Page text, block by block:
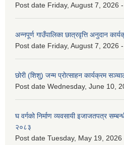
Post date Friday, August 7, 2026
अन्नपूर्ण गाउँपालिका छात्रवृत्ति अनुदान
Post date Friday, August 7, 2026
छोरी (शिशु) जन्म प्रोत्साहन कार्यक्रम
Post date Wednesday, June 10,
घ वर्गको निर्माण व्यवसायी इजाजतपत्र
२०८३
Post date Tuesday, May 19, 2026